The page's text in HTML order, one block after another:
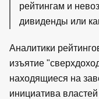
рейтингам и
дивиденды или
Аналитики
изъятие
находящиеся на
инициатива